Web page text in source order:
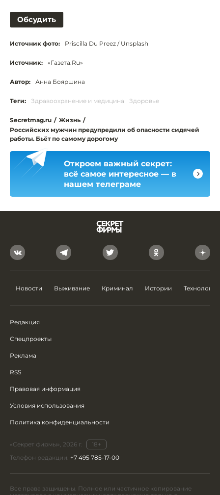
Обсудить
Источник фото: Priscilla Du Preez / Unsplash
Источник: «Газета.Ru»
Автор: Анна Бояршина
Теги: Здравоохранение и медицина Здоровье
Secretmag.ru / Жизнь /
Российских мужчин предупредили об опасности сидячей
работы. Бьёт по самому дорогому
Откроем важный секрет:
всё самое интересное — в
нашем телеграме
Новости Выживание Криминал Истории Технологии
Редакция
Спецпроекты
Реклама
RSS
Правовая информация
Условия использования
Политика конфиденциальности
«Секрет фирмы», 2026 г.
18+
Телефон редакции: +7 495 785-17-00
Все права защищены. Полное или частичное копирование